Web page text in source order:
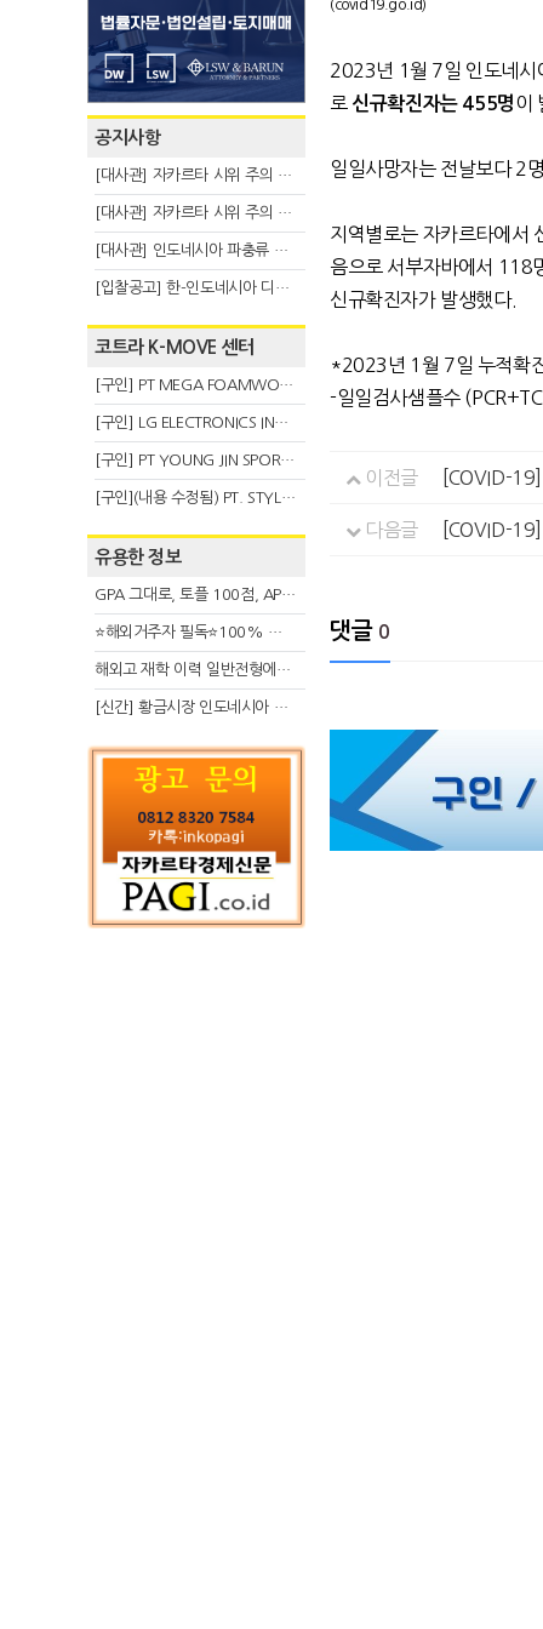
공지사항
[대사관] 자카르타 시위 주의 안내(8.6)
[대사관] 자카르타 시위 주의 안내(8.3)
[대사관] 인도네시아 파충류 불법 반출 주의 (7.29)
[입찰공고] 한-인도네시아 디지털융복합 탈 전시회
코트라 K-MOVE 센터
[구인] PT MEGA FOAMWORKS INDONESIA
[구인] LG ELECTRONICS INDONESIA
[구인] PT YOUNG JIN SPORT INDONESIA
[구인](내용 수정됨) PT. STYLE KOREAN INDONESIA (스타일 코리안 인도네시아)
유용한 정보
GPA 그대로, 토플 100점, AP 막막 — 원인은 하나입니다
⭐해외거주자 필독⭐100% 온라인 마지막 한국어교원 2급 추가모집 (~8/2)
해외고 재학 이력 일반전형에서 분명한 입시 강점 살리는 전략
[신간] 황금시장 인도네시아 슈퍼리치의 성공 수업
(covid19.go.id)
2023년 1월 7일 인도네
로 신규확진자는 455명 이
일일사망자는 전날보다 2
지역별로는 자카르타에서
음으로 서부자바에서 118
신규확진자가 발생했다.
*2023년 1월 7일 누적확
-일일검사샘플수
이전글 [COVID-
다음글 [COVID-
댓글 0